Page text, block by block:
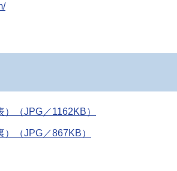
（JPG／1162KB）
（JPG／867KB）